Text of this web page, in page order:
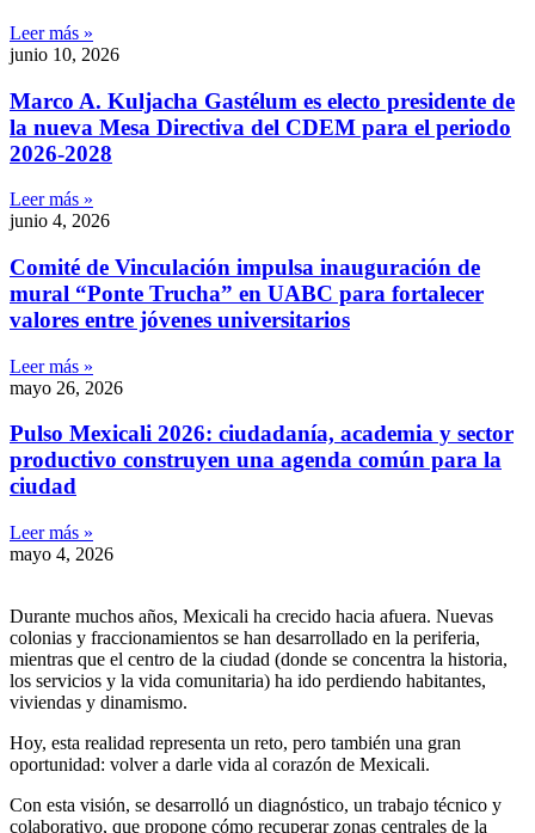
Leer más »
junio 10, 2026
Marco A. Kuljacha Gastélum es electo presidente de
la nueva Mesa Directiva del CDEM para el periodo
2026-2028
Leer más »
junio 4, 2026
Comité de Vinculación impulsa inauguración de
mural “Ponte Trucha” en UABC para fortalecer
valores entre jóvenes universitarios
Leer más »
mayo 26, 2026
Pulso Mexicali 2026: ciudadanía, academia y sector
productivo construyen una agenda común para la
ciudad
Leer más »
mayo 4, 2026
Durante muchos años, Mexicali ha crecido hacia afuera. Nuevas
colonias y fraccionamientos se han desarrollado en la periferia,
mientras que el centro de la ciudad (donde se concentra la historia,
los servicios y la vida comunitaria) ha ido perdiendo habitantes,
viviendas y dinamismo.
Hoy, esta realidad representa un reto, pero también una gran
oportunidad: volver a darle vida al corazón de Mexicali.
Con esta visión, se desarrolló un diagnóstico, un trabajo técnico y
colaborativo, que propone cómo recuperar zonas centrales de la